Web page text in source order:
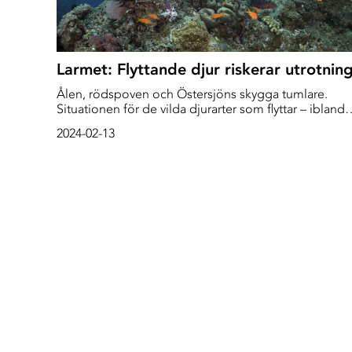
Larmet: Flyttande djur riskerar
Ålen, rödspoven och Östersjöns skygga tumlare.
Situationen för de vilda djurarter som flyttar – ibland
rapport som varnar för förödande effekter för
2024-02-13